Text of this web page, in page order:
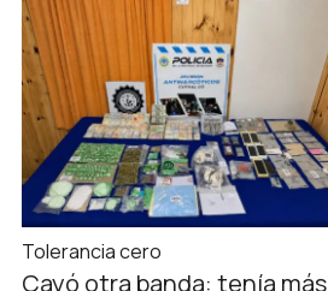
Tolerancia cero
Cayó otra banda: tenía más